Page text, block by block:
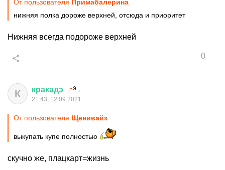
От пользователя Примaбaлерина
нижняя полка дороже верхней, отсюда и приоритет
Нижняя всегда подороже верхней
0
К кракадэ
21:43, 12.09.2021
От пользователя Щенивайз
выкупать купе полностью
скучно же, плацкарт=жизнь